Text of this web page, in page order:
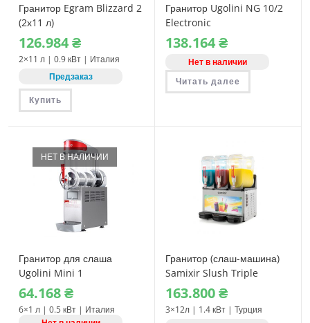
Гранитор Egram Blizzard 2
(2х11 л)
126.984₴
2×11 л | 0.9 кВт | Италия
Предзаказ
Купить
Гранитор Ugolini NG 10/2
Electronic
138.164₴
Нет в наличии
Читать далее
НЕТ В НАЛИЧИИ
Гранитор для слаша
Ugolini Mini 1
64.168₴
6×1 л | 0.5 кВт | Италия
Гранитор (слаш-машина)
Samixir Slush Triple
163.800₴
3×12л | 1.4 кВт | Турция